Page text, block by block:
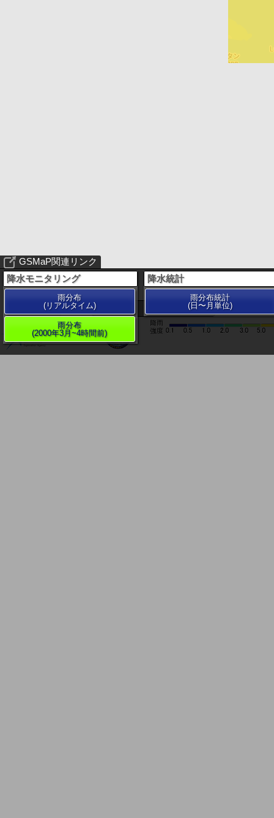
GSMaP関連リンク
降水モニタリング
雨分布
(リアルタイム)
雨分布
(2000年3月~4時間前)
降水統計
雨分布統計
(日〜月単位)